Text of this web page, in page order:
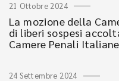
21 Ottobre 2024
La mozione della
di liberi sospesi
Camere Penali Italiane
24 Settembre 2024